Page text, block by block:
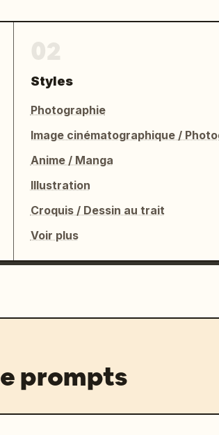
Styles
Photographie
Anime / Manga
Illustration
Croquis / Dessin au trait
Voir plus
prompts